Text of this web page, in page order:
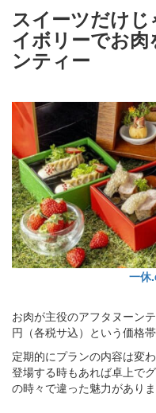
スイーツだけ
イボリーでお
ンティー
一休
お肉が主役のアフタヌーン
円（各税サ込）という価格帯
定期的にプランの内容は変
登場する時もあれば卓上で
の時々で違った魅力がありま